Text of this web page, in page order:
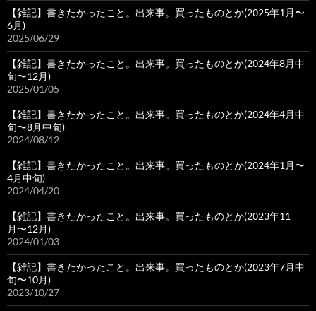
【雑記】書きたかったこと。出来事。買ったものとか(2025年1月〜
6月)
2025/06/29
【雑記】書きたかったこと。出来事。買ったものとか(2024年8月中
旬〜12月)
2025/01/05
【雑記】書きたかったこと。出来事。買ったものとか(2024年4月中
旬〜8月中旬)
2024/08/12
【雑記】書きたかったこと。出来事。買ったものとか(2024年1月〜
4月中旬)
2024/04/20
【雑記】書きたかったこと。出来事。買ったものとか(2023年11
月〜12月)
2024/01/03
【雑記】書きたかったこと。出来事。買ったものとか(2023年7月中
旬〜10月)
2023/10/27